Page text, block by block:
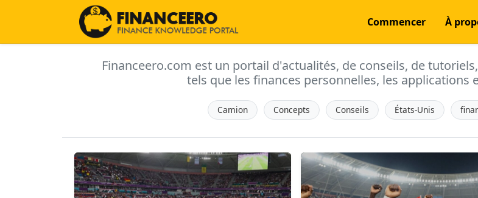
Commencer À
Financeero.com est un portail d'actualités, de conseils, de
tels que les finances personnelles, les applications
Camion Concepts Conseils États-Unis